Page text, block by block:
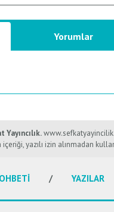
Yorumlar
için teşekkür ederiz.
eksik bilgiler bulunuyor.
Yayıncılık.
içeriği, yazılı izin alınmadan
YAZILAR